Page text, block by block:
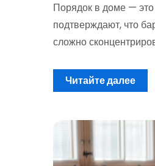
Порядок в доме —
подтверждают, что
сложно
Читайте далее